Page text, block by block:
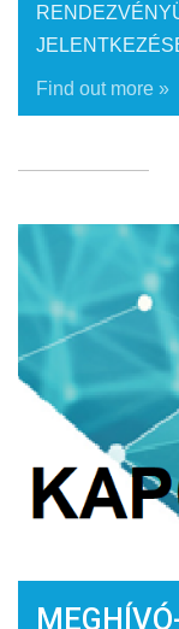
Find out more »